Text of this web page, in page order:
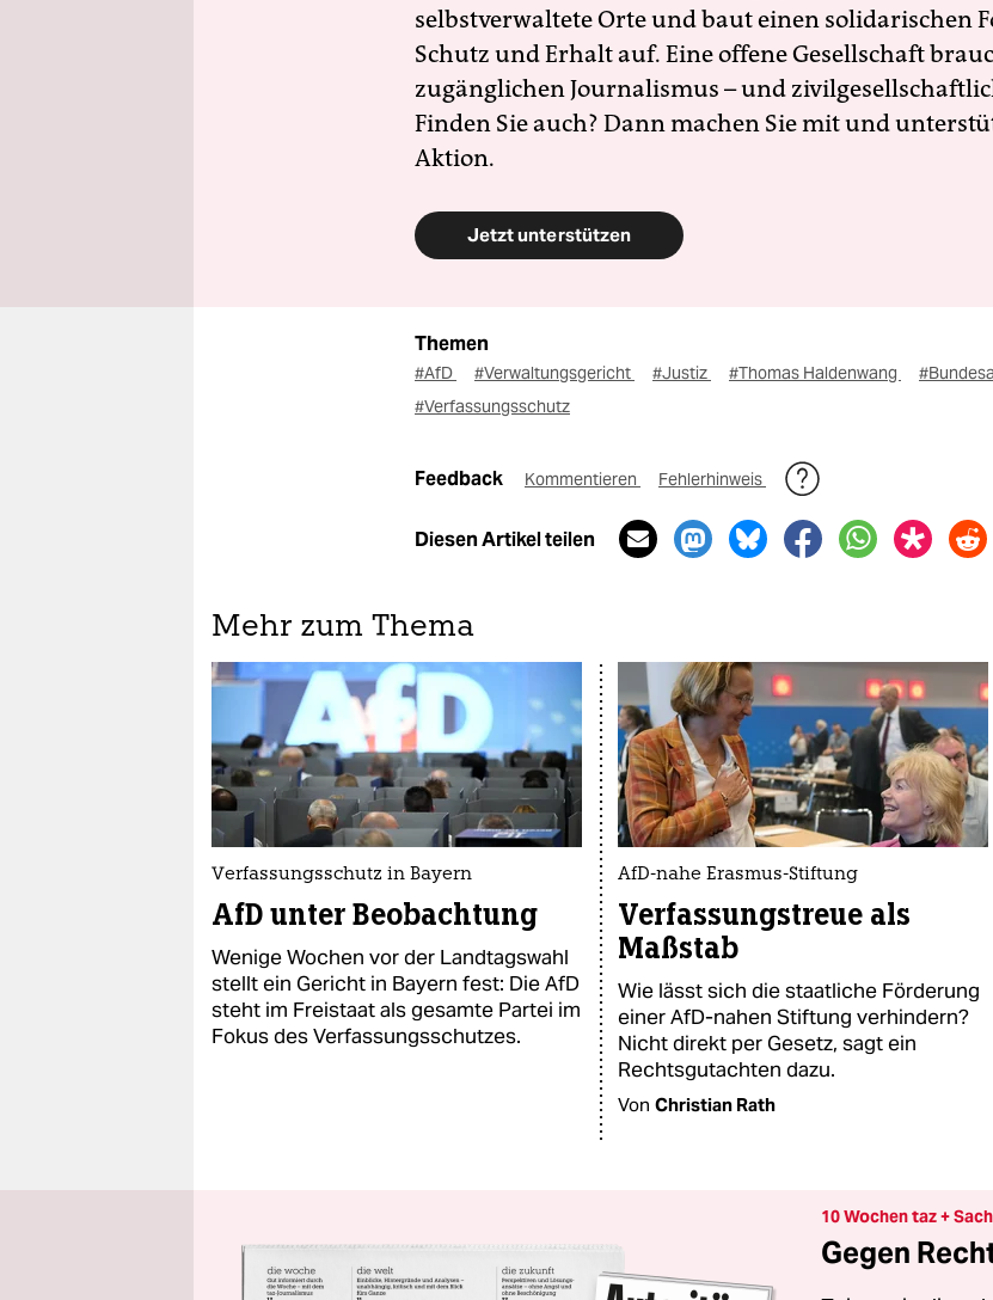
selbstverwaltete Orte und baut einen solidarischen
Schutz und Erhalt auf. Eine offene Gesellschaft
zugänglichen Journalismus – und
Finden Sie auch? Dann machen Sie mit und
Aktion.
Jetzt unterstützen
Themen
#AfD #Verwaltungsgericht #Justiz #Thomas Haldenwang
#Verfassungsschutz
Feedback Kommentieren Fehlerhinweis
Diesen Artikel teilen
Mehr zum Thema
Verfassungsschutz in Bayern
AfD unter Beobachtung
Wenige Wochen vor der Landtagswahl
stellt ein Gericht in Bayern fest: Die AfD
steht im Freistaat als gesamte Partei im
Fokus des Verfassungsschutzes.
AfD-nahe Erasmus-Stiftung
Verfassungstreue als
Maßstab
Wie lässt sich die staatliche Förderung
einer AfD-nahen Stiftung verhindern?
Nicht direkt per Gesetz, sagt ein
Rechtsgutachten dazu.
Von Christian Rath
10 Wochen taz +
Gegen